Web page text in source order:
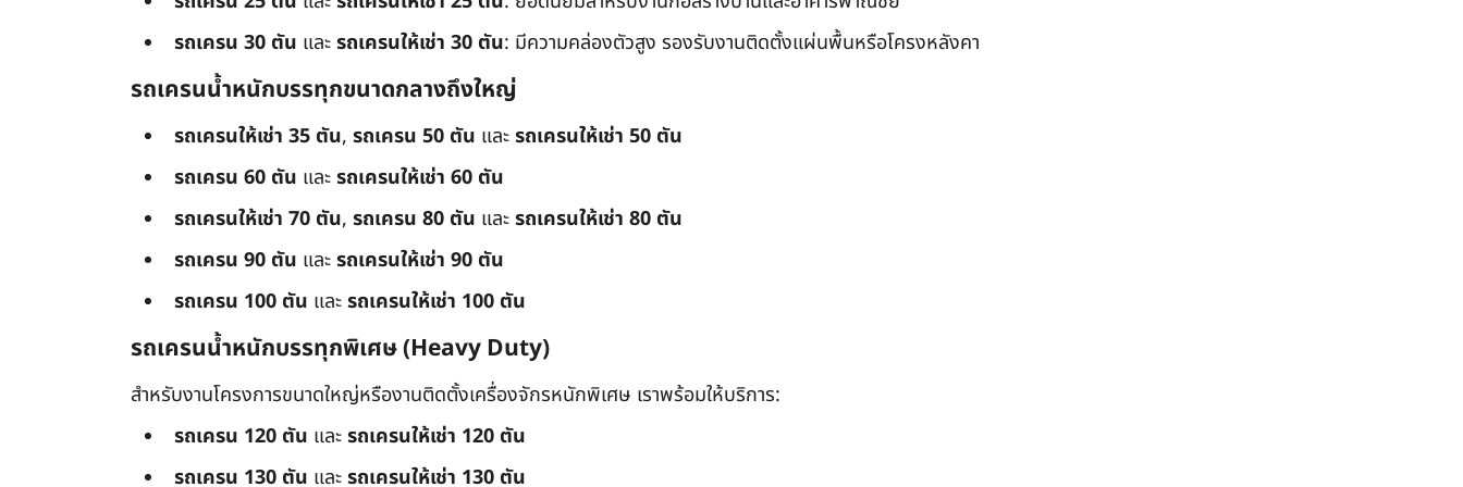
รถเครน 30 ตัน และรถเครนให้เช่า 30 ตัน: มีความคล่องตัวสูง รองรับงานติดตั้งแผ่นพื้นหรือโครงหลังคา
รถเครนน้ำหนักบรรทุกขนาดกลางถึงใหญ่
รถเครนให้เช่า 35 ตัน, รถเครน 50 ตัน และรถเครนให้เช่า 50 ตัน
รถเครน 60 ตัน และรถเครนให้เช่า 60 ตัน
รถเครนให้เช่า 70 ตัน, รถเครน 80 ตัน และรถเครนให้เช่า 80 ตัน
รถเครน 90 ตัน และรถเครนให้เช่า 90 ตัน
รถเครน 100 ตัน และรถเครนให้เช่า 100 ตัน
รถเครนน้ำหนักบรรทุกพิเศษ (Heavy Duty)
สำหรับงานโครงการขนาดใหญ่หรืองานติดตั้งเครื่องจักรหนักพิเศษ เราพร้อมให้บริการ:
รถเครน 120 ตัน และรถเครนให้เช่า 120 ตัน
รถเครน 130 ตัน และรถเครนให้เช่า 130 ตัน